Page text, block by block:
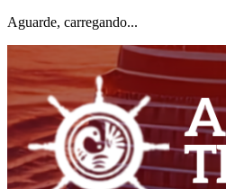
Aguarde, carregando...